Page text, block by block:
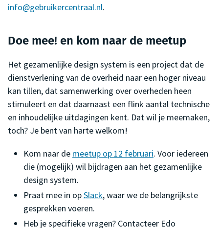
info@gebruikercentraal.nl.
Doe mee! en kom naar de meetup
Het gezamenlijke design system is een project dat de
dienstverlening van de overheid naar een hoger niveau
kan tillen, dat samenwerking over overheden heen
stimuleert en dat daarnaast een flink aantal technische
en inhoudelijke uitdagingen kent. Dat wil je meemaken,
toch? Je bent van harte welkom!
Kom naar de meetup op 12 februari. Voor iedereen
die (mogelijk) wil bijdragen aan het gezamenlijke
design system.
Praat mee in opSlack, waar we de belangrijkste
gesprekken voeren.
Heb je specifieke vragen? Contacteer Edo